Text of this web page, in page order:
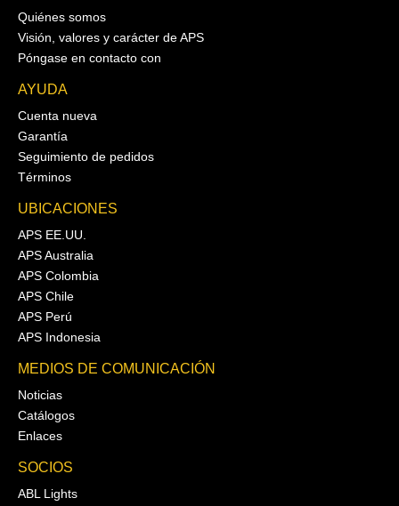
Quiénes somos
Visión, valores y carácter de APS
Póngase en contacto con
AYUDA
Cuenta nueva
Garantía
Seguimiento de pedidos
Términos
UBICACIONES
APS EE.UU.
APS Australia
APS Colombia
APS Chile
APS Perú
APS Indonesia
MEDIOS DE COMUNICACIÓN
Noticias
Catálogos
Enlaces
SOCIOS
ABL Lights